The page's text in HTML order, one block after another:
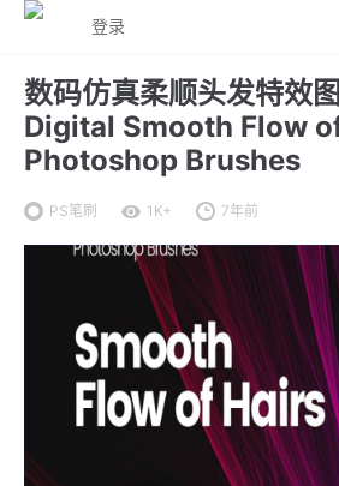
登录
数码仿真柔顺头发特效
Digital Smooth Flow
Photoshop Brushes
PS笔刷 1K+ 7年前